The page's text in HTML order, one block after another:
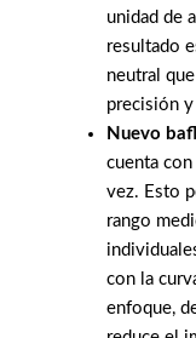
unidad de
resultado
neutral
precisión y
Nuevo
cuenta
vez. Esto
rango
con la
enfoque,